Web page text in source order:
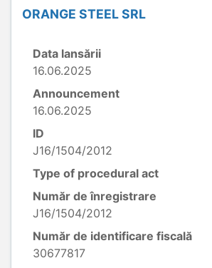
ORANGE STEEL SRL
Data lansării
16.06.2025
Announcement
16.06.2025
ID
J16/1504/2012
Type of procedural act
Număr de înregistrare
J16/1504/2012
Număr de identificare fiscală
30677817